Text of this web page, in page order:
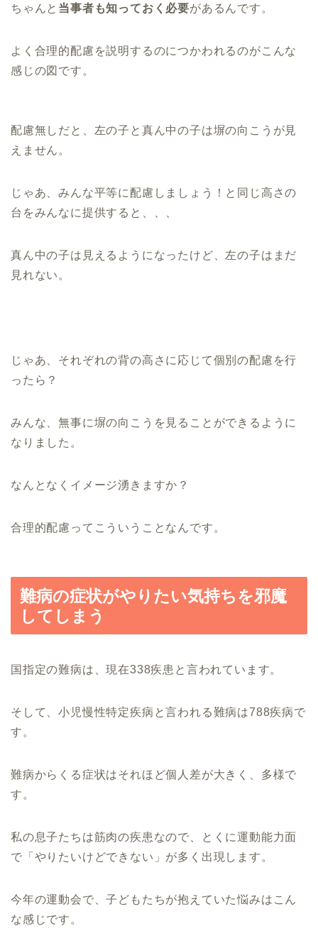
ちゃんと 当事者も知っておく必要があるんです。
よく合理的配慮を説明するのにつかわれるのがこんな
感じの図です。
配慮無しだと、左の子と真ん中の子は塀の向こうが見
えません。
じゃあ、みんな平等に配慮しましょう！と同じ高さの
台をみんなに提供すると、、、
真ん中の子は見えるようになったけど、左の子はまだ
見れない。
じゃあ、それぞれの背の高さに応じて個別の配慮を行
ったら？
みんな、無事に塀の向こうを見ることができるように
なりました。
なんとなくイメージ湧きますか？
合理的配慮ってこういうことなんです。
難病の症状がやりたい気持ちを邪魔
してしまう
国指定の難病は、現在338疾患と言われています。
そして、小児慢性特定疾病と言われる難病は788疾病で
す。
難病からくる症状はそれほど個人差が大きく、多様で
す。
私の息子たちは筋肉の疾患なので、とくに運動能力面
で「やりたいけどできない」が多く出現します。
今年の運動会で、子どもたちが抱えていた悩みはこん
な感じです。